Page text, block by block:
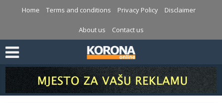
Home Terms and conditions Privacy Policy Disclaimer
About us Contact us